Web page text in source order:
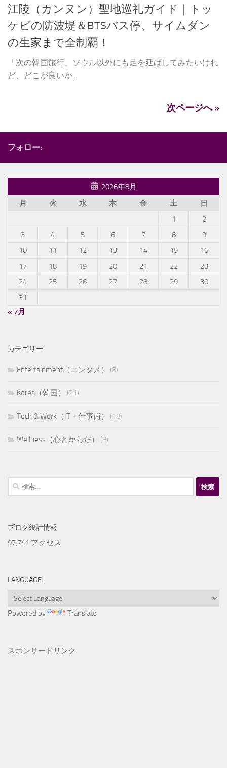
江陵（カンヌン）聖地巡礼ガイド｜トッ
ケビの防波堤＆BTSバス停、サイムダン
の生家まで全制覇！
「次の韓国旅行、ソウル以外にも足を延ばしてみたいけれ
ど、どこが良いか...
次ページへ »
フォロー:
2026年8月
月
火 水 木 金 土
日
1
2
3
4 5 6 7 8
9
10
11 12 13 14 15
16
17
18 19 20 21 22
23
24
25 26 27 28 29
30
31
« 7月
カテゴリー
Entertainment（エンタメ） (8)
Korea（韓国） (21)
Tech & Work（IT・仕事術） (18)
Wellness（心とからだ） (8)
検
索:
ブログ統計情報
97,741 アクセス
LANGUAGE
Powered by Translate
スポンサードリンク